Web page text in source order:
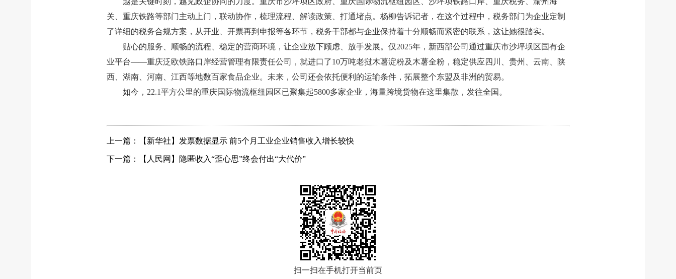
关、重庆铁路等部门主动上门，联动协作，梳理流程、解读政策、打通堵点。杨柳告诉记者，在这个过程中，税务部门为企业定制
了详细的税务合规方案，从开业、开票再到申报等各环节，税务干部都与企业保持着十分顺畅而紧密的联系，这让她很踏实。
贴心的服务、顺畅的流程、稳定的营商环境，让企业放下顾虑、放手发展。仅2025年，新西部公司通过重庆市沙坪坝区国有企
业平台——重庆泛欧铁路口岸经营管理有限责任公司，就进口了10万吨老挝木薯淀粉及木薯全粉，稳定供应四川、贵州、云南、陕
西、湖南、河南、江西等地数百家食品企业。未来，公司还会依托便利的运输条件，拓展整个东盟及非洲的贸易。
如今，22.1平方公里的重庆国际物流枢纽园区已聚集起5800多家企业，海量跨境货物在这里集散，发往全国。
上一篇：【新华社】发票数据显示 前5个月工业企业销售收入增长较快
下一篇：【人民网】隐匿收入“歪心思”终会付出“大代价”
扫一扫在手机打开当前页